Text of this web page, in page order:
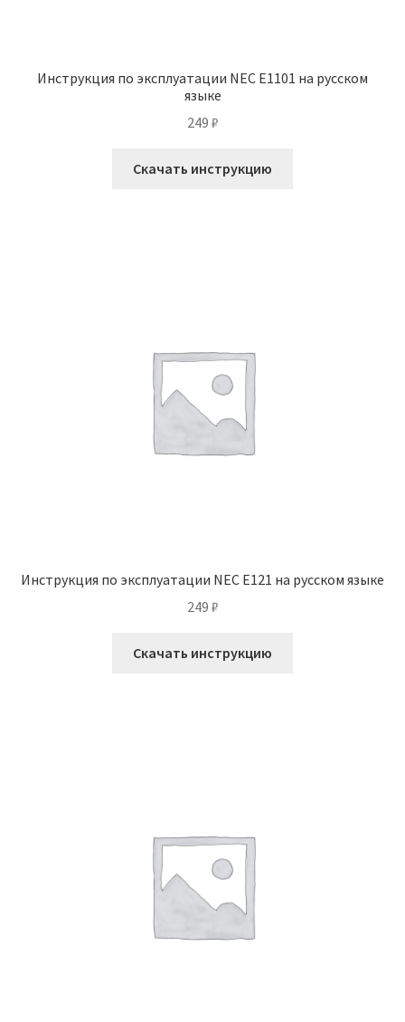
Инструкция по эксплуатации NEC E1101 на русском
языке
249 ₽
Скачать инструкцию
Инструкция по эксплуатации NEC E121 на русском языке
249 ₽
Скачать инструкцию